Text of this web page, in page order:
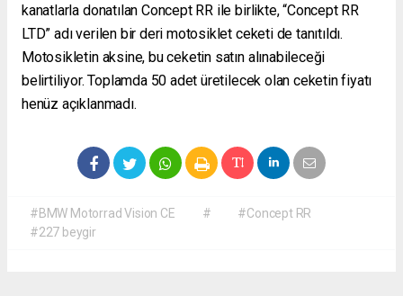
kanatlarla donatılan Concept RR ile birlikte, “Concept RR
LTD” adı verilen bir deri motosiklet ceketi de tanıtıldı.
Motosikletin aksine, bu ceketin satın alınabileceği
belirtiliyor. Toplamda 50 adet üretilecek olan ceketin fiyatı
henüz açıklanmadı.
#BMW Motorrad Vision CE #
#Concept RR
#227 beygir